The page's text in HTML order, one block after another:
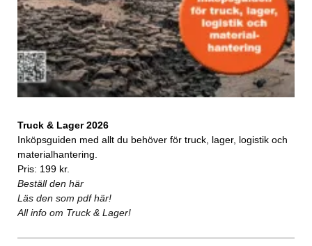
Truck & Lager 2026
Inköpsguiden med allt du behöver för truck, lager, logistik och
materialhantering.
Pris: 199 kr.
Beställ den här
Läs den som pdf här!
All info om Truck & Lager!